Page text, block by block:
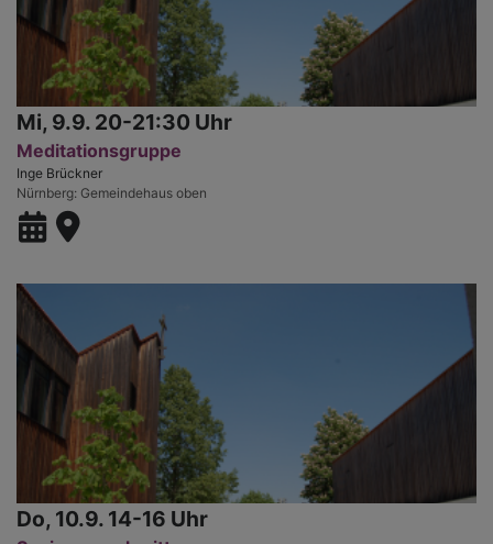
Mi, 9.9. 20-21:30 Uhr
Meditationsgruppe
Inge Brückner
Nürnberg Gemeindehaus oben
Do, 10.9. 14-16 Uhr